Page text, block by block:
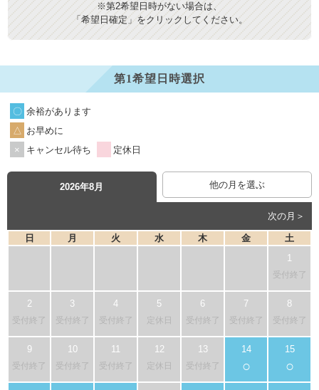
※第2希望日時がない場合は、
「希望日確定」をクリックしてください。
第1希望日時選択
余裕があります
お早めに
キャンセル待ち
定休日
2026年8月 他の月を選ぶ
次の月＞
日 月 火 水 木 金 土
受付終了
受付終了 受付終了 受付終了 定休日 受付終了 受付終了 受付終了
受付終了 受付終了 受付終了 定休日 受付終了 ○ ○